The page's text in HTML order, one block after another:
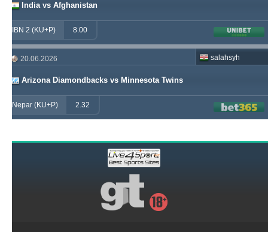
India vs Afghanistan
IBN 2 (KU+P) 8.00
20.06.2026
Arizona Diamondbacks vs Minnesota Twins
salahsyh
Nepar (KU+P) 2.32